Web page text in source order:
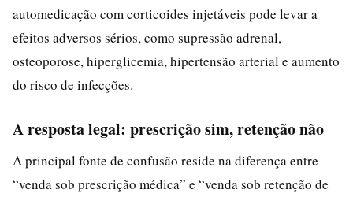
automedicação com corticoides injetáveis pode levar a
efeitos adversos sérios, como supressão adrenal,
osteoporose, hiperglicemia, hipertensão arterial e aumento
do risco de infecções.
A resposta legal: prescrição sim, retenção não
A principal fonte de confusão reside na diferença entre
“venda sob prescrição médica” e “venda sob retenção de